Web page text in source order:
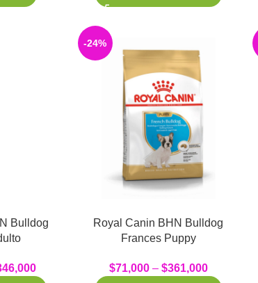
Bulldog
-24%
Royal Canin BHN Bulldog
Frances Puppy
$71,000– $361,000